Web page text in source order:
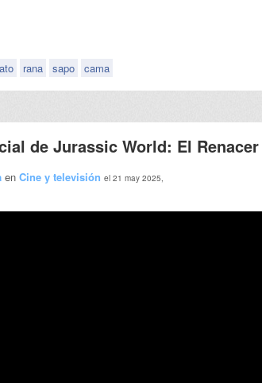
rana sapo cama
de Jurassic World: El Renacer
en Cine y televisión el 21 may 2025,